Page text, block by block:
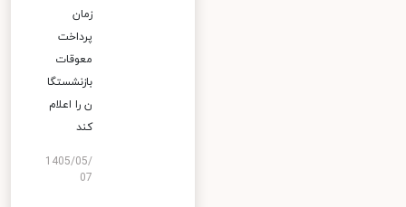
زمان
پرداخت
معوقات
بازنشستگا
ن را اعلام
کند
1405/05/
07